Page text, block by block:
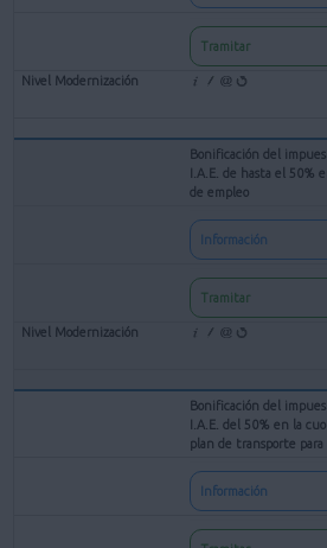
Tramitar
Bonificación del
I.A.E. de hasta el 50%
de empleo
Información
Tramitar
Bonificación del
I.A.E. del 50% en la
plan de transporte para
Información